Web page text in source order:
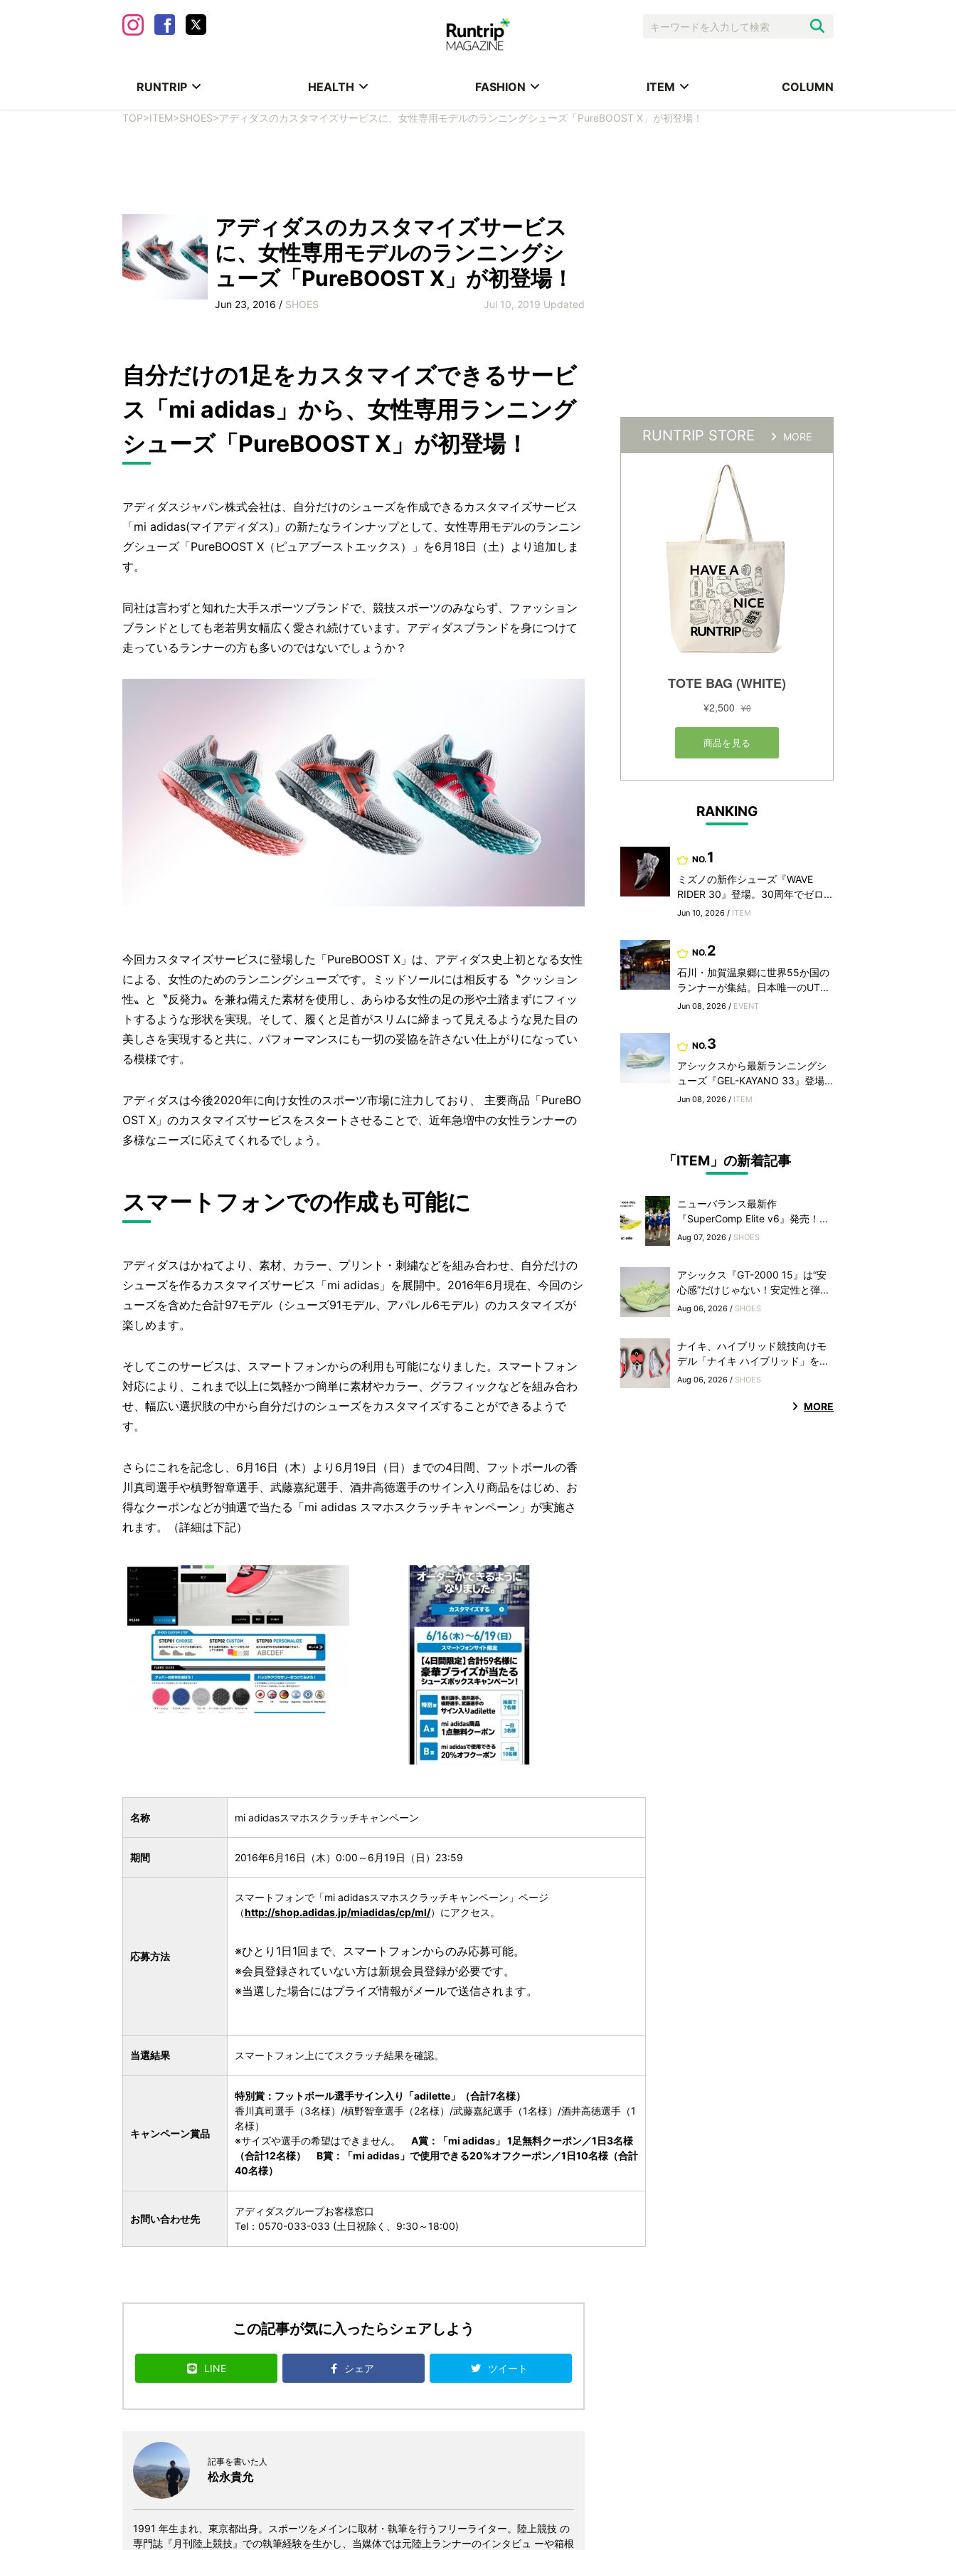
RUNTRIP HEALTH FASHION ITEM COLUMN
TOP>ITEM>SHOES>アディダスのカスタマイズサービスに、女性専用モデルのランニングシューズ「PureBOOST X」が初登場！
アディダスのカスタマイズサービス
に、女性専用モデルのランニングシ
ューズ「PureBOOST X」が初登場！
Jun 23, 2016 / SHOES Jul 10, 2019 Updated
自分だけの1足をカスタマイズできるサービ
ス「mi adidas」から、女性専用ランニング
シューズ「PureBOOST X」が初登場！
アディダスジャパン株式会社は、自分だけのシューズを作成できるカスタマイズサービス
「mi adidas(マイアディダス)」の新たなラインナップとして、女性専用モデルのランニン
グシューズ「PureBOOST X（ピュアブーストエックス）」を6月18日（土）より追加しま
す。
同社は言わずと知れた大手スポーツブランドで、競技スポーツのみならず、ファッション
ブランドとしても老若男女幅広く愛され続けています。アディダスブランドを身につけて
走っているランナーの方も多いのではないでしょうか？
今回カスタマイズサービスに登場した「PureBOOST X」は、アディダス史上初となる女性
による、女性のためのランニングシューズです。ミッドソールには相反する〝クッション
性〟と〝反発力〟を兼ね備えた素材を使用し、あらゆる女性の足の形や土踏まずにフィッ
トするような形状を実現。そして、履くと足首がスリムに締まって見えるような見た目の
美しさを実現すると共に、パフォーマンスにも一切の妥協を許さない仕上がりになってい
る模様です。
アディダスは今後2020年に向け女性のスポーツ市場に注力しており、 主要商品「PureBO
OST X」のカスタマイズサービスをスタートさせることで、近年急増中の女性ランナーの
多様なニーズに応えてくれるでしょう。
スマートフォンでの作成も可能に
アディダスはかねてより、素材、カラー、プリント・刺繍などを組み合わせ、自分だけの
シューズを作るカスタマイズサービス「mi adidas」を展開中。2016年6月現在、今回のシ
ューズを含めた合計97モデル（シューズ91モデル、アパレル6モデル）のカスタマイズが
楽しめます。
そしてこのサービスは、スマートフォンからの利用も可能になりました。スマートフォン
対応により、これまで以上に気軽かつ簡単に素材やカラー、グラフィックなどを組み合わ
せ、幅広い選択肢の中から自分だけのシューズをカスタマイズすることができるようで
す。
さらにこれを記念し、6月16日（木）より6月19日（日）までの4日間、フットボールの香
川真司選手や槙野智章選手、武藤嘉紀選手、酒井高徳選手のサイン入り商品をはじめ、お
得なクーポンなどが抽選で当たる「mi adidas スマホスクラッチキャンペーン」が実施さ
れます。（詳細は下記）
名称 mi adidasスマホスクラッチキャンペーン
期間 2016年6月16日（木）0:00～6月19日（日）23:59
応募方法
スマートフォンで「mi adidasスマホスクラッチキャンペーン」ページ
（http://shop.adidas.jp/miadidas/cp/ml/）にアクセス。
※ひとり1日1回まで、スマートフォンからのみ応募可能。
※会員登録されていない方は新規会員登録が必要です。
※当選した場合にはプライズ情報がメールで送信されます。
当選結果 スマートフォン上にてスクラッチ結果を確認。
キャンペーン賞品
特別賞：フットボール選手サイン入り「adilette」（合計7名様）
香川真司選手（3名様）/槙野智章選手（2名様）/武藤嘉紀選手（1名様）/酒井高徳選手（1
名様）
※サイズや選手の希望はできません。
A賞：「mi adidas」 1足無料クーポン／1日3名様
（合計12名様）
B賞：「mi adidas」で使用できる20%オフクーポン／1日10名様（合計
40名様）
お問い合わせ先
アディダスグループお客様窓口
Tel：0570-033-033 (土日祝除く、9:30～18:00)
この記事が気に入ったらシェアしよう
LINE シェア ツイート
記事を書いた人
松永貴允
1991 年生まれ、東京都出身。スポーツをメインに取材・執筆を行うフリーライター。陸上競技 の
専門誌『月刊陸上競技』での執筆経験を生かし、当媒体では元陸上ランナーのインタビュ ーや箱根
RUNTRIP STORE MORE
RANKING
NO.1
ミズノの新作シューズ『WAVE
RIDER 30』登場。30周年でゼロ...
Jun 10, 2026 / ITEM
NO.2
石川・加賀温泉郷に世界55か国の
ランナーが集結。日本唯一のUT...
Jun 08, 2026 / EVENT
NO.3
アシックスから最新ランニングシ
ューズ『GEL-KAYANO 33』登場...
Jun 08, 2026 / ITEM
「ITEM」の新着記事
ニューバランス最新作
『SuperComp Elite v6』発売！...
Aug 07, 2026 / SHOES
アシックス『GT-2000 15』は“安
心感”だけじゃない！安定性と弾...
Aug 06, 2026 / SHOES
ナイキ、ハイブリッド競技向けモ
デル「ナイキ ハイブリッド」を...
Aug 06, 2026 / SHOES
MORE